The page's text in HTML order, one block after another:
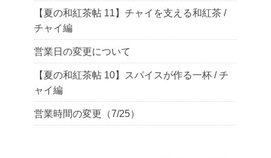
【夏の和紅茶帖 11】チャイを支える和紅茶 /
チャイ編
営業日の変更について
【夏の和紅茶帖 10】スパイスが作る一杯 / チ
ャイ編
営業時間の変更（7/25）